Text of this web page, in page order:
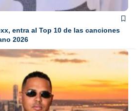
entra al Top 10 de las canciones
2026